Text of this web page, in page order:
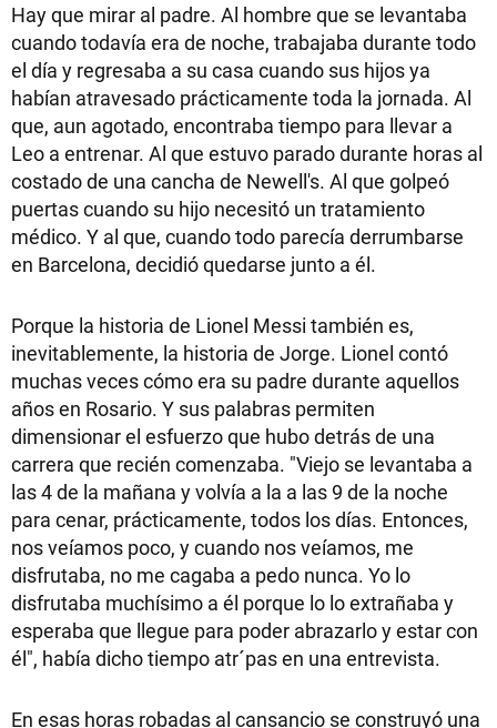
Hay que mirar al padre. Al hombre que se levantaba
cuando todavía era de noche, trabajaba durante todo
el día y regresaba a su casa cuando sus hijos ya
habían atravesado prácticamente toda la jornada. Al
que, aun agotado, encontraba tiempo para llevar a
Leo a entrenar. Al que estuvo parado durante horas al
costado de una cancha de Newell's. Al que golpeó
puertas cuando su hijo necesitó un tratamiento
médico. Y al que, cuando todo parecía derrumbarse
en Barcelona, decidió quedarse junto a él.
Porque la historia de Lionel Messi también es,
inevitablemente, la historia de Jorge. Lionel contó
muchas veces cómo era su padre durante aquellos
años en Rosario. Y sus palabras permiten
dimensionar el esfuerzo que hubo detrás de una
carrera que recién comenzaba. "Viejo se levantaba a
las 4 de la mañana y volvía a la a las 9 de la noche
para cenar, prácticamente, todos los días. Entonces,
nos veíamos poco, y cuando nos veíamos, me
disfrutaba, no me cagaba a pedo nunca. Yo lo
disfrutaba muchísimo a él porque lo lo extrañaba y
esperaba que llegue para poder abrazarlo y estar con
él", había dicho tiempo atr´pas en una entrevista.
En esas horas robadas al cansancio se construyó una